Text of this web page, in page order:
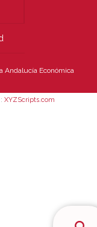
Andalucía Económica
XYZScripts.com